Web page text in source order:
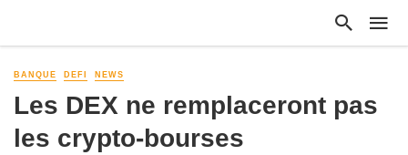
BANQUE DEFI NEWS
Les DEX ne remplaceront pas
les crypto-bourses